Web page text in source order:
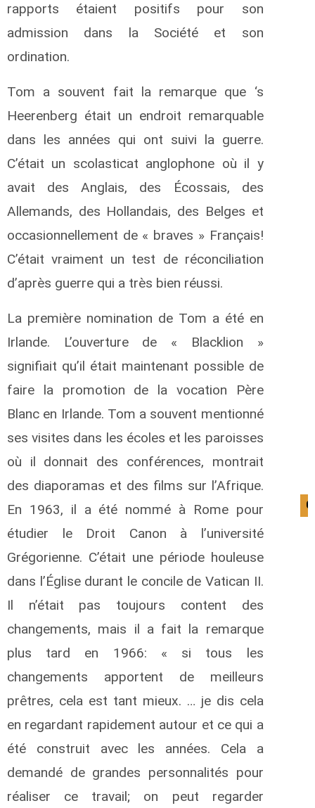
rapports étaient positifs pour son
admission dans la Société et son
ordination.
Tom a souvent fait la remarque que ‘s
Heerenberg était un endroit remarquable
dans les années qui ont suivi la guerre.
C’était un scolasticat anglophone où il y
avait des Anglais, des Écossais, des
Allemands, des Hollandais, des Belges et
occasionnellement de « braves » Français!
C’était vraiment un test de réconciliation
d’après guerre qui a très bien réussi.
La première nomination de Tom a été en
Irlande. L’ouverture de « Blacklion »
signifiait qu’il était maintenant possible de
faire la promotion de la vocation Père
Blanc en Irlande. Tom a souvent mentionné
ses visites dans les écoles et les paroisses
où il donnait des conférences, montrait
des diaporamas et des films sur l’Afrique.
En 1963, il a été nommé à Rome pour
étudier le Droit Canon à l’université
Grégorienne. C’était une période houleuse
dans l’Église durant le concile de Vatican II.
Il n’était pas toujours content des
changements, mais il a fait la remarque
plus tard en 1966: « si tous les
changements apportent de meilleurs
prêtres, cela est tant mieux. … je dis cela
en regardant rapidement autour et ce qui a
été construit avec les années. Cela a
demandé de grandes personnalités pour
réaliser ce travail; on peut regarder